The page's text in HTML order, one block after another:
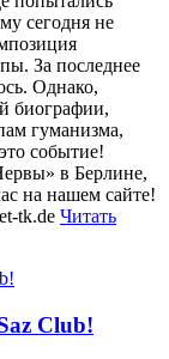
сегодня не
За последнее
Однако,
биографии,
гуманизма,
событие!
в Берлине,
на нашем сайте!
tk.de Читать
Club!